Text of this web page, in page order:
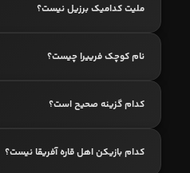
ملیت کدامیک برزیل نیست؟
نام کوچک فرییرا چیست؟
کدام گزینه صحیح است؟
کدام بازیکن اهل قاره آفریقا نیست؟